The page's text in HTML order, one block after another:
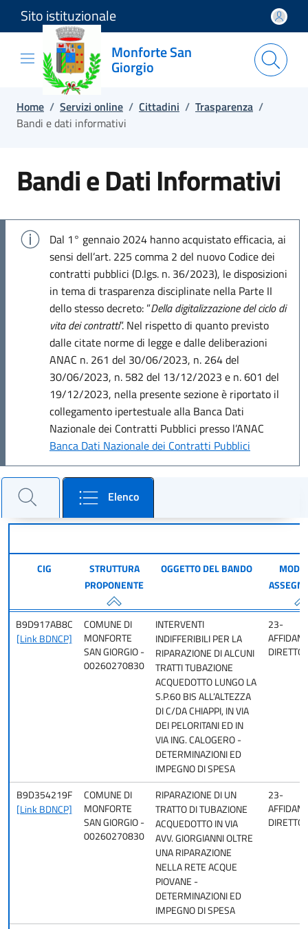
Salta e vai al contenuto
Salta e vai al footer
Sito istituzionale
Monforte San
Giorgio
Home / Servizi online / Cittadini / Trasparenza /
Bandi e dati informativi
Bandi e Dati Informativi
Dal 1° gennaio 2024 hanno acquistato efficacia, ai
sensi dell’art. 225 comma 2 del nuovo Codice dei
contratti pubblici (D.lgs. n. 36/2023), le disposizioni
in tema di trasparenza disciplinate nella Parte II
dello stesso decreto: ”Della digitalizzazione del ciclo di
vita dei contratti”. Nel rispetto di quanto previsto
dalle citate norme di legge e dalle deliberazioni
ANAC n. 261 del 30/06/2023, n. 264 del
30/06/2023, n. 582 del 13/12/2023 e n. 601 del
19/12/2023, nella presente sezione è riportato il
collegamento ipertestuale alla Banca Dati
Nazionale dei Contratti Pubblici presso l’ANAC
Banca Dati Nazionale dei Contratti Pubblici
Cerca un bando e consulta il dettaglio
Elenco
CIG
STRUTTURA
PROPONENTE
OGGETTO DEL BANDO
B9D917AB8C
[Link BDNCP]
COMUNE DI
MONFORTE
SAN GIORGIO -
00260270830
INTERVENTI
INDIFFERIBILI PER LA
RIPARAZIONE DI ALCUNI
TRATTI TUBAZIONE
ACQUEDOTTO LUNGO LA
S.P.60 BIS ALL’ALTEZZA
DI C/DA CHIAPPI, IN VIA
DEI PELORITANI ED IN
VIA ING. CALOGERO -
DETERMINAZIONI ED
IMPEGNO DI SPESA
23-
DIRETTO
B9D354219F
[Link BDNCP]
COMUNE DI
MONFORTE
SAN GIORGIO -
00260270830
RIPARAZIONE DI UN
TRATTO DI TUBAZIONE
ACQUEDOTTO IN VIA
AVV. GIORGIANNI OLTRE
UNA RIPARAZIONE
NELLA RETE ACQUE
PIOVANE -
DETERMINAZIONI ED
IMPEGNO DI SPESA
23-
DIRETTO